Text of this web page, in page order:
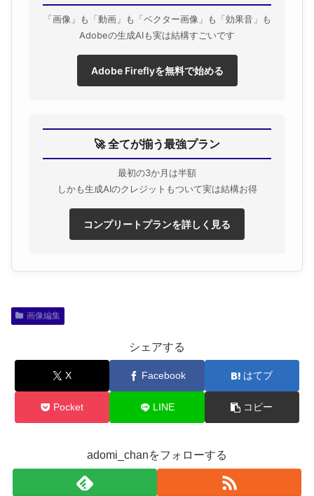
「画像」も「動画」も「ベクター画像」も「効果音」も
Adobeの生成AIも実は結構すごいです
Adobe Fireflyを無料で始める
🚀 全てが揃う最強プラン
最初の3か月は半額
しかも生成AIのクレジットもついて実は結構お得
コンプリートプランを詳しく見る
画像編集
シェアする
X Facebook はてブ
Pocket LINE コピー
adomi_chanをフォローする